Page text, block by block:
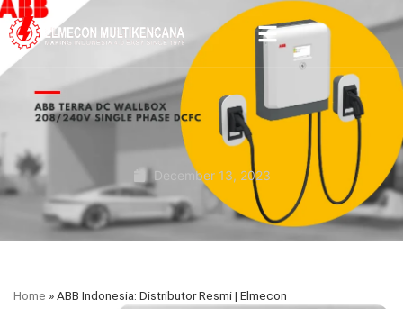
December 13, 2023
Home »ABB Indonesia: Distributor Resmi | Elmecon